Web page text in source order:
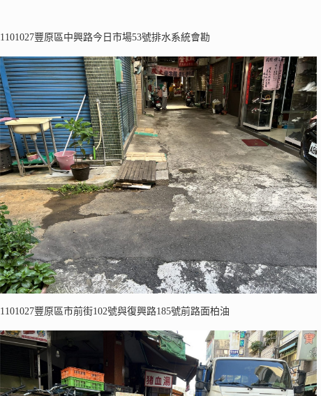
1101027豐原區中興路今日市場53號排水系統會勘
1101027豐原區市前街102號與復興路185號前路面柏油